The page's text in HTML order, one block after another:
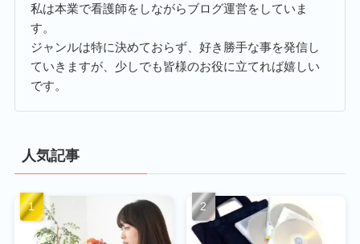
私は本業で看護師をしながらブログ運営をしていま
す。
ジャンルは特に決めておらず、好き勝手な事を発信し
ていきますが、少しでも皆様のお役に立てれば嬉しい
です。
人気記事